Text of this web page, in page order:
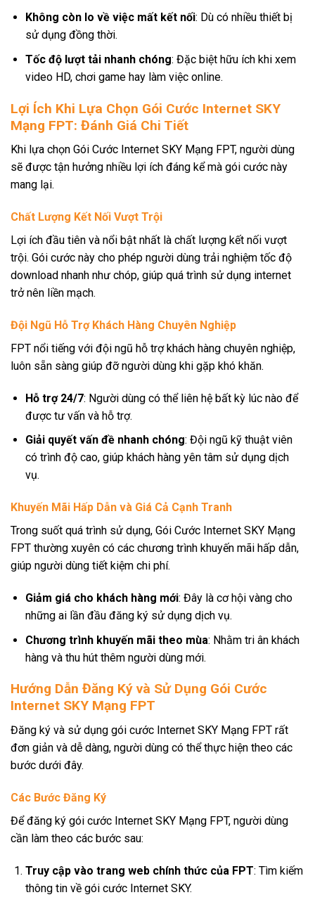
Không còn lo về việc mất kết nối: Dù có nhiều thiết bị
sử dụng đồng thời.
Tốc độ lượt tải nhanh chóng: Đặc biệt hữu ích khi xem
video HD, chơi game hay làm việc online.
Lợi Ích Khi Lựa Chọn Gói Cước Internet SKY
Mạng FPT: Đánh Giá Chi Tiết
Khi lựa chọn Gói Cước Internet SKY Mạng FPT, người dùng
sẽ được tận hưởng nhiều lợi ích đáng kể mà gói cước này
mang lại.
Chất Lượng Kết Nối Vượt Trội
Lợi ích đầu tiên và nổi bật nhất là chất lượng kết nối vượt
trội. Gói cước này cho phép người dùng trải nghiệm tốc độ
download nhanh như chóp, giúp quá trình sử dụng internet
trở nên liền mạch.
Đội Ngũ Hỗ Trợ Khách Hàng Chuyên Nghiệp
FPT nổi tiếng với đội ngũ hỗ trợ khách hàng chuyên nghiệp,
luôn sẵn sàng giúp đỡ người dùng khi gặp khó khăn.
Hỗ trợ 24/7: Người dùng có thể liên hệ bất kỳ lúc nào để
được tư vấn và hỗ trợ.
Giải quyết vấn đề nhanh chóng: Đội ngũ kỹ thuật viên
có trình độ cao, giúp khách hàng yên tâm sử dụng dịch
vụ.
Khuyến Mãi Hấp Dẫn và Giá Cả Cạnh Tranh
Trong suốt quá trình sử dụng, Gói Cước Internet SKY Mạng
FPT thường xuyên có các chương trình khuyến mãi hấp dẫn,
giúp người dùng tiết kiệm chi phí.
Giảm giá cho khách hàng mới: Đây là cơ hội vàng cho
những ai lần đầu đăng ký sử dụng dịch vụ.
Chương trình khuyến mãi theo mùa: Nhằm tri ân khách
hàng và thu hút thêm người dùng mới.
Hướng Dẫn Đăng Ký và Sử Dụng Gói Cước
Internet SKY Mạng FPT
Đăng ký và sử dụng gói cước Internet SKY Mạng FPT rất
đơn giản và dễ dàng, người dùng có thể thực hiện theo các
bước dưới đây.
Các Bước Đăng Ký
Để đăng ký gói cước Internet SKY Mạng FPT, người dùng
cần làm theo các bước sau:
Truy cập vào trang web chính thức của FPT: Tìm kiếm
thông tin về gói cước Internet SKY.